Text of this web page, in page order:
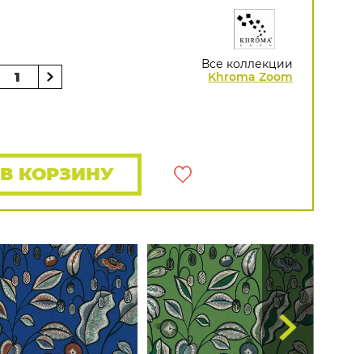
York
Bernardo Bartalucci
Zambaiti
AS Creation
Hygge Roll
Grandeco
ПОКАЗАТЬ ВСЕ ОБОИ
Все коллекции
Khroma Zoom
В КОРЗИНУ